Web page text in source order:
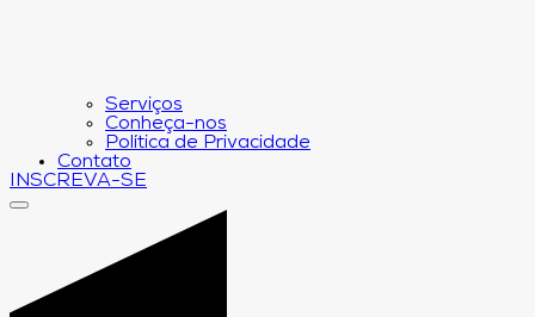
Serviços
Conheça-nos
Política de Privacidade
Contato
INSCREVA-SE